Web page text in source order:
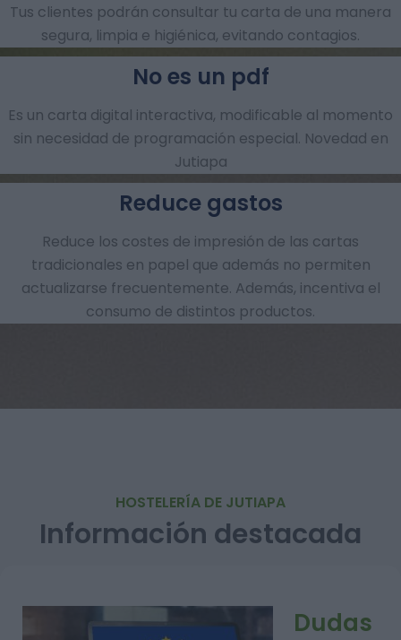
Tus clientes podrán consultar tu carta de una manera
segura, limpia e higiénica, evitando contagios.
Es un carta digital interactiva, modificable al momento
sin necesidad de programación especial. Novedad en
Jutiapa
No es un pdf
Reduce los costes de impresión de las cartas
tradicionales en papel que además no permiten
actualizarse frecuentemente. Además, incentiva el
consumo de distintos productos.
Reduce gastos
HOSTELERÍA DE JUTIAPA
Información destacada
Dudas